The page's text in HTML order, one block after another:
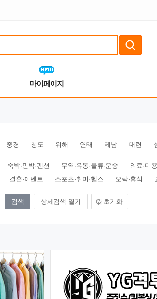
마이페이지
중경 청도 위해 연태 제남 대련
숙박·민박·펜션 무역·유통·물류·운송
의료·미
결혼·이벤트 스포츠·취미·헬스 오락·휴식
상세검색 열기 초기화